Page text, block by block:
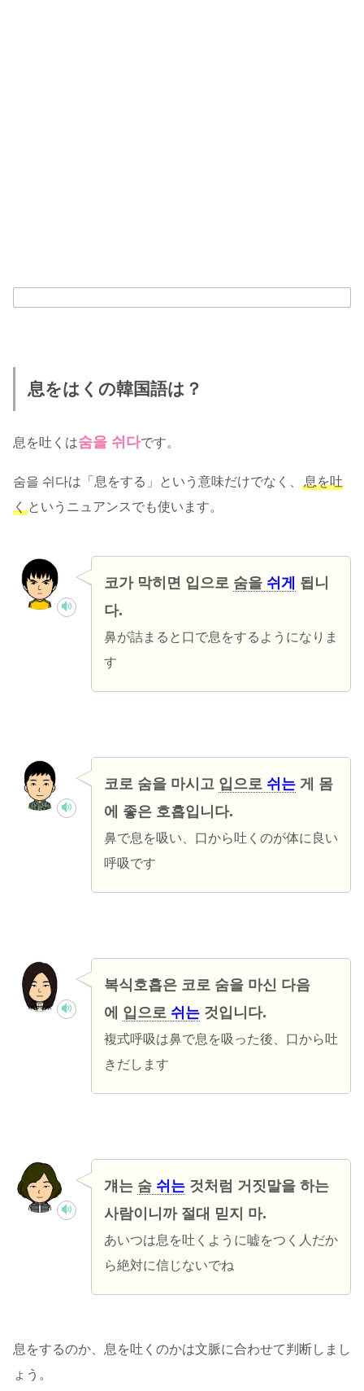
息をはくの韓国語は？
息を吐くは숨을 쉬다です。
숨을 쉬다は「息をする」という意味だけでなく、
息を吐
く というニュアンスでも使います。
코가 막히면 입으로 숨을 쉬게 됩니
다.
鼻が詰まると口で息をするようになりま
す
코로 숨을 마시고 입으로 쉬는게 몸
에 좋은 호흡입니다.
鼻で息を吸い、口から吐くのが体に良い
呼吸です
복식호흡은 코로 숨을 마신 다음
에 입으로 쉬는것입니다.
複式呼吸は鼻で息を吸った後、口から吐
きだします
걔는 숨 쉬는것처럼 거짓말을 하는
사람이니까 절대 믿지 마.
あいつは息を吐くように嘘をつく人だか
ら絶対に信じないでね
息をするのか、息を吐くのかは文脈に合わせて判断しまし
ょう。